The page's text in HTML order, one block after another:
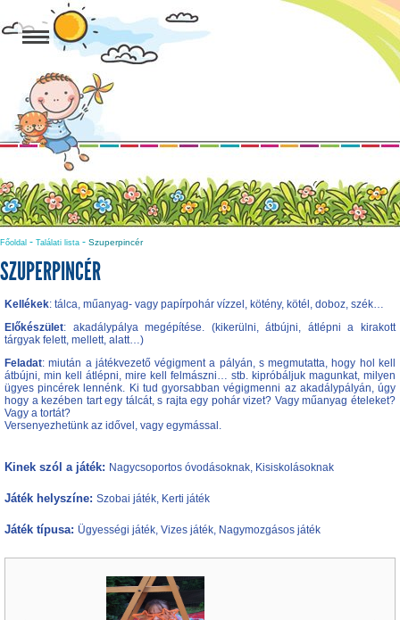
Főoldal - Találati lista - Szuperpincér
SZUPERPINCÉR
Kellékek: tálca, műanyag- vagy papírpohár vízzel, kötény, kötél, doboz, szék…
Előkészület: akadálypálya megépítése. (kikerülni, átbújni, átlépni a kirakott
tárgyak felett, mellett, alatt…)
Feladat: miután a játékvezető végigment a pályán, s megmutatta, hogy hol kell
átbújni, min kell átlépni, mire kell felmászni… stb. kipróbáljuk magunkat, milyen
ügyes pincérek lennénk. Ki tud gyorsabban végigmenni az akadálypályán, úgy
hogy a kezében tart egy tálcát, s rajta egy pohár vizet? Vagy műanyag ételeket?
Vagy a tortát?
Versenyezhetünk az idővel, vagy egymással.
Kinek szól a játék: Nagycsoportos óvodásoknak, Kisiskolásoknak
Játék helyszíne: Szobai játék, Kerti játék
Játék típusa: Ügyességi játék, Vizes játék, Nagymozgásos játék